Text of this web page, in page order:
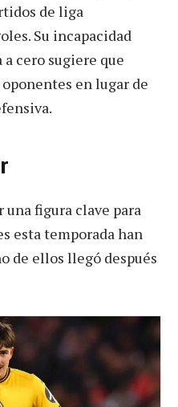
de liga
Su incapacidad
cero sugiere que
en lugar de
una figura clave para
esta temporada han
de ellos llegó después